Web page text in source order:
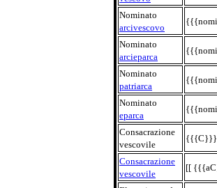
Nominato
arcivescovo
Nominato
arcieparca
Nominato
patriarca
Nominato
eparca
Consacrazione
vescovile
{{{C}}}
Consacrazione
vescovile
[[